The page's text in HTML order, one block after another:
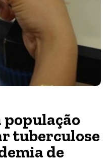
população
tuberculose
de